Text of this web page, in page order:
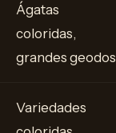
Ágatas
coloridas,
grandes geodos
Variedades